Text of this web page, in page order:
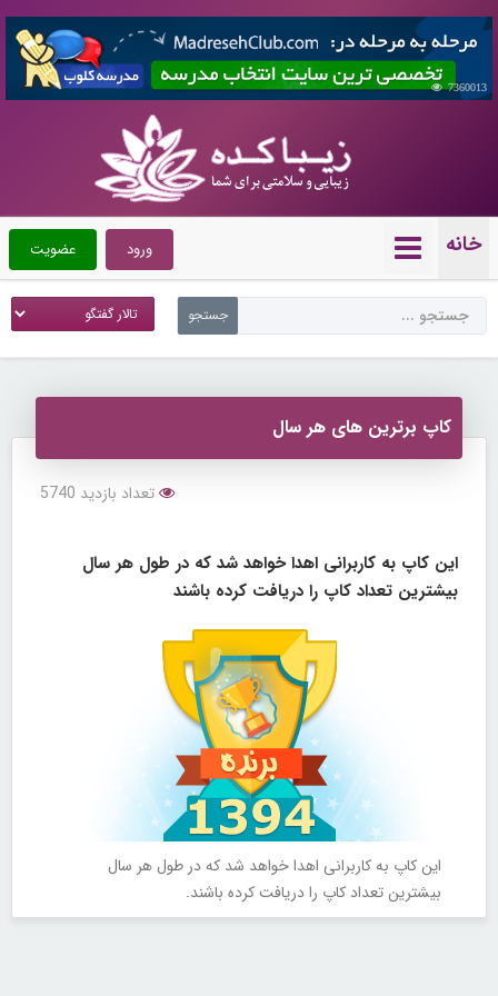
7360013
خانه عضویت ورود
کاپ برترین های هر سال
تعداد بازدید 5740
این کاپ به کاربرانی اهدا خواهد شد که در طول هر سال
بیشترین تعداد کاپ را دریافت کرده باشند
این کاپ به کاربرانی اهدا خواهد شد که در طول هر سال
بیشترین تعداد کاپ را دریافت کرده باشند.